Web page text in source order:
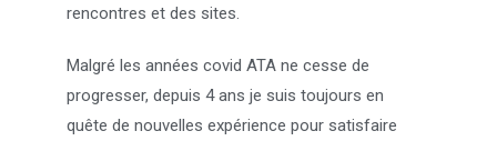
rencontres et des sites.
Malgré les années covid ATA ne cesse de
progresser, depuis 4 ans je suis toujours en
quête de nouvelles expérience pour satisfaire